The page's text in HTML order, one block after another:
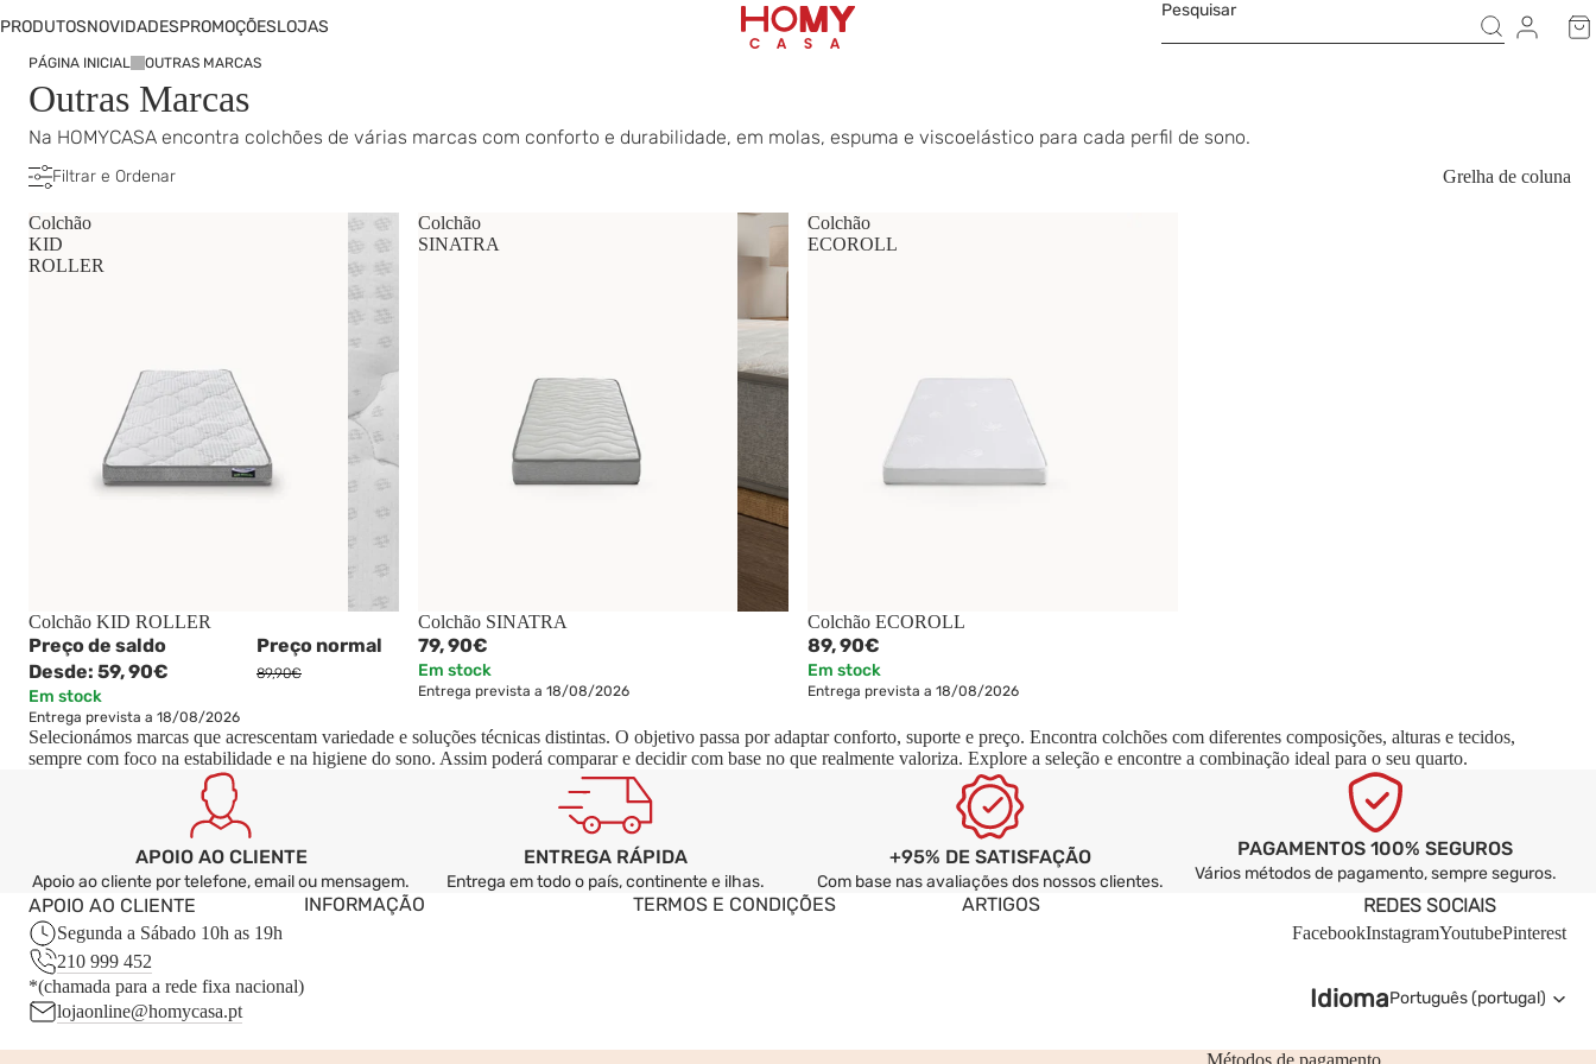
PRODUTOSNOVIDADESPROMOÇÕESLOJAS
Pesquisar
PÁGINA INICIAL OUTRAS MARCAS
Outras Marcas
Na HOMYCASA encontra colchões de várias marcas com conforto e durabilidade, em molas, espuma e viscoelástico para cada perfil de sono.
Filtrar e Ordenar Grelha de coluna
Colchão
KID
ROLLER
-33%
Colchão KID ROLLER
Preço de saldo
Desde: 59,90€
Preço normal
89,90€
Em stock
Entrega prevista a 18/08/2026
Colchão
SINATRA
Colchão SINATRA
79,90€
Em stock
Entrega prevista a 18/08/2026
Colchão
ECOROLL
Colchão ECOROLL
89,90€
Em stock
Entrega prevista a 18/08/2026
Selecionámos marcas que acrescentam variedade e soluções técnicas distintas. O objetivo passa por adaptar conforto, suporte e preço. Encontra colchões com diferentes composições, alturas e tecidos,
sempre com foco na estabilidade e na higiene do sono. Assim poderá comparar e decidir com base no que realmente valoriza. Explore a seleção e encontre a combinação ideal para o seu quarto.
APOIO AO CLIENTE
Apoio ao cliente por telefone, email ou mensagem.
ENTREGA RÁPIDA
Entrega em todo o país, continente e ilhas.
+95% DE SATISFAÇÃO
Com base nas avaliações dos nossos clientes.
PAGAMENTOS 100% SEGUROS
Vários métodos de pagamento, sempre seguros.
APOIO AO CLIENTE
Segunda a Sábado 10h as 19h
210 999 452
*(chamada para a rede fixa nacional)
lojaonline@homycasa.pt
INFORMAÇÃO TERMOS E CONDIÇÕES ARTIGOS REDES SOCIAIS
FacebookInstagramYoutubePinterest
Idioma
Métodos de pagamento